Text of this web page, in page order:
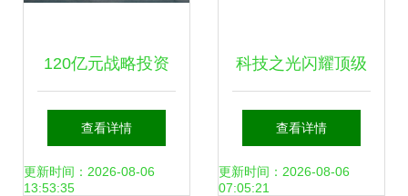
120亿元战略投资
宝能，广州抢占新
能源产业制高点
查看详情
更新时间：2026-08-06
13:53:35
科技之光闪耀顶级
展会 美的携最前沿
技术产品进军太阳
查看详情
更新时间：2026-08-06
07:05:21